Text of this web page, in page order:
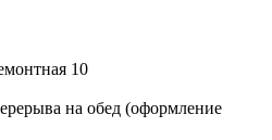
10
на обед (оформление